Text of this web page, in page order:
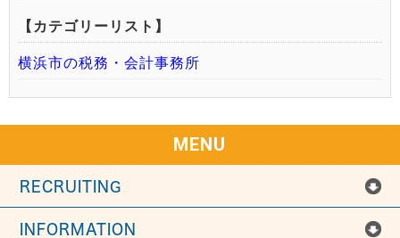
【カテゴリーリスト】
横浜市の税務・会計事務所
MENU
RECRUITING
INFORMATION